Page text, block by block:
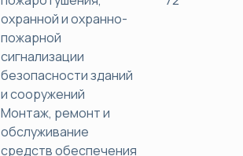
охранной и охранно-
пожарной
сигнализации
безопасности зданий
и сооружений
Монтаж, ремонт и
обслуживание
средств обеспечения